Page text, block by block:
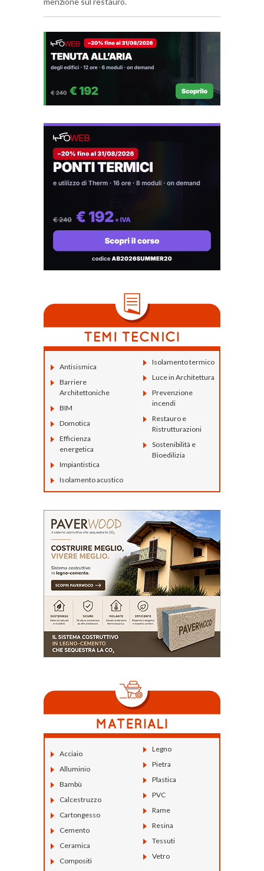
Antisismica
Barriere
Architettoniche
BIM
Domotica
Efficienza
energetica
Impiantistica
Isolamento acustico
Isolamento termico
Luce in Architettura
Prevenzione
incendi
Restauro e
Ristrutturazioni
Sostenibilità e
Bioedilizia
Acciaio
Alluminio
Bambù
Calcestruzzo
Cartongesso
Cemento
Ceramica
Compositi
Legno
Pietra
Plastica
PVC
Rame
Resina
Tessuti
Vetro